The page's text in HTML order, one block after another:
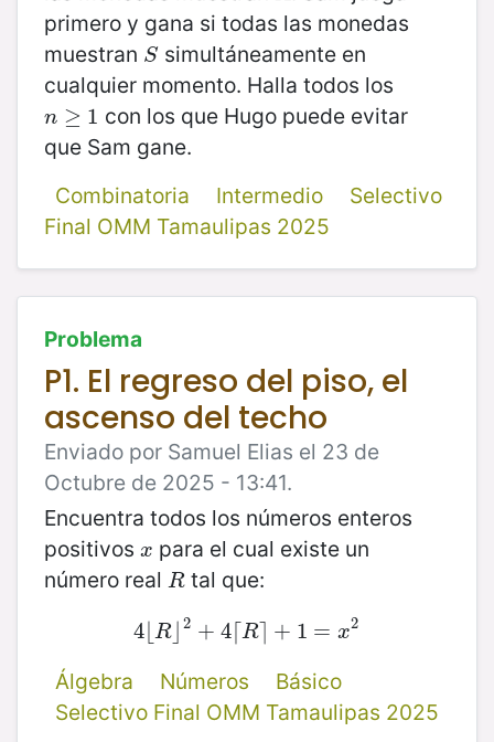
primero y gana si todas las monedas
muestran S
S simultáneamente en
cualquier momento. Halla todos los
n ≥ 1
n≥1
con los que Hugo puede evitar
que Sam gane.
Combinatoria
Intermedio
Selectivo
Final OMM Tamaulipas 2025
Problema
P1. El regreso del piso, el
ascenso del techo
Enviado por Samuel Elias el 23 de
Octubre de 2025 - 13:41.
Encuentra todos los números enteros
positivos x
x para el cual existe un
número real R
Rtal que:
4 ⌊R 2 + 4⌈R⌉ + 1 = x2
4 R ⌋2 +4⌈R⌉ +1 = x2
Álgebra
Números
Básico
Selectivo Final OMM Tamaulipas 2025